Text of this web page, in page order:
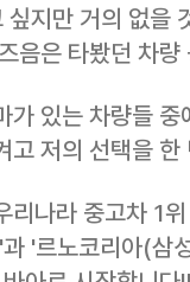
지만 거의 없을
음은 타봤던 차
가 있는 차량들
고 저의 선택을
리나라 중고차 1
'르노코리아(삼